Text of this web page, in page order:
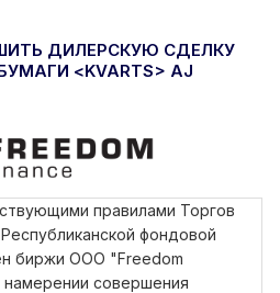
ДИЛЕРСКУЮ СДЕЛКУ
<KVARTS> AJ
правилами Торгов
фондовой
биржи ООО "Freedom
совершения